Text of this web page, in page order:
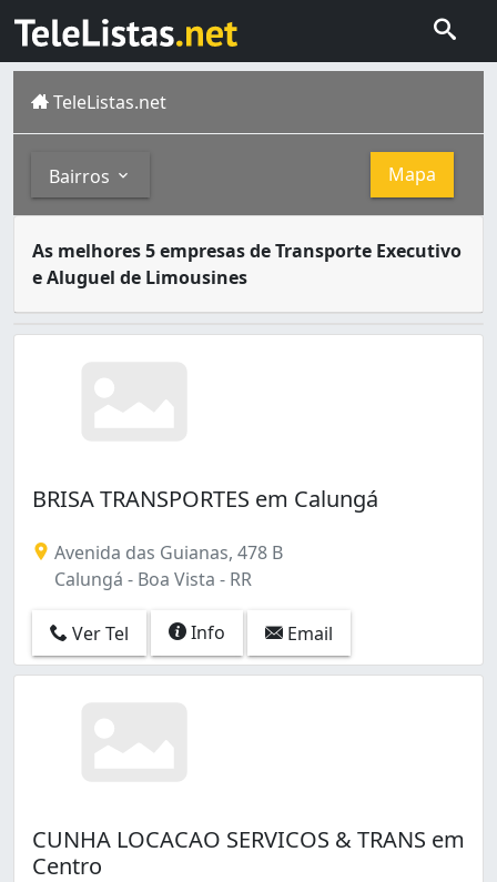
TeleListas.net
Bairros Mapa
Calungá (1)
As melhores 5 empresas de Transporte Executivo
e Aluguel de Limousines
BRISA TRANSPORTES em Calungá
Avenida das Guianas, 478 B
Calungá - Boa Vista - RR
Ver Tel Info Email
CUNHA LOCACAO SERVICOS & TRANS em
Centro